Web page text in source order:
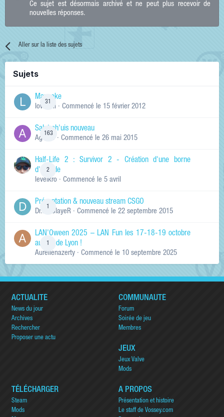
Ce sujet est désormais archivé et ne peut plus recevoir de
nouvelles réponses.
Aller sur la liste des sujets
Sujets
31
Manneke
lowskill · Commencé le 15 février 2012
163
Salut ch'uis nouveau
Ag0Nie · Commencé le 26 mai 2015
2
Half-Life 2 : Survivor 2 - Création d'une borne
d'arcade
levelkro · Commencé le 5 avril
Présentation & nouveau stream CSGO
Dr.KinSlayeR · Commencé le 22 septembre 2015
LAN'Oween 2025 – LAN Fun les 17-18-19 octobre
au sud de Lyon !
Aurelienazerty · Commencé le 10 septembre 2025
ACTUALITÉ
News du jour
Archives
Rechercher
Proposer une actu
COMMUNAUTÉ
Forum
Soirée de jeu
Membres
JEUX
Jeux Valve
Mods
TÉLÉCHARGER
Steam
Mods
A PROPOS
Présentation et histoire
Le staff de Vossey.com